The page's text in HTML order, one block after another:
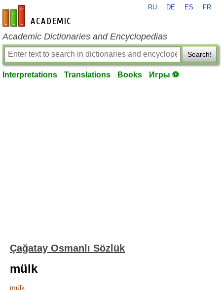
en-academic.com
RU DE ES FR
Academic Dictionaries and Encyclopedias
Search!
Interpretations Translations Books Игры ⚽
Çağatay Osmanlı Sözlük
mülk
mülk